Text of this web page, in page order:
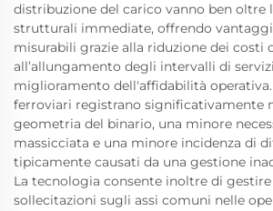
distribuzione del carico vanno ben oltre
strutturali immediate, offrendo
misurabili grazie alla riduzione dei costi
all’allungamento degli intervalli di
miglioramento dell'affidabilità
ferroviari registrano significativamente
geometria del binario, una minore
massicciata e una minore incidenza di
tipicamente causati da una gestione
La tecnologia consente inoltre di
sollecitazioni sugli assi comuni nelle